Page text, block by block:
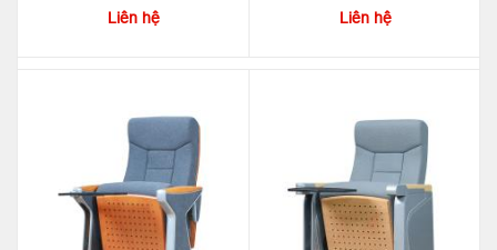
Liên hệ
Liên hệ